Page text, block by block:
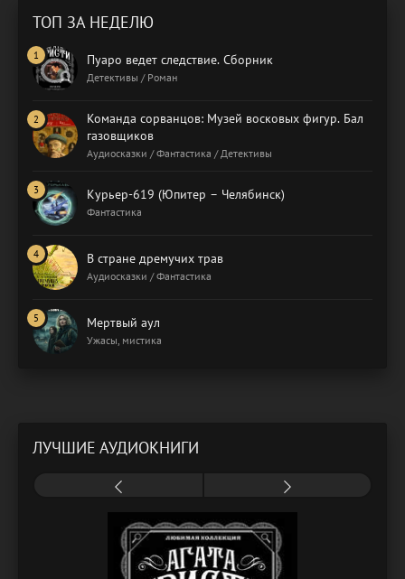
ТОП ЗА НЕДЕЛЮ
Пуаро ведет следствие. Сборник
Детективы / Роман
Команда сорванцов: Музей восковых фигур. Бал
газовщиков
Аудиосказки / Фантастика / Детективы
Курьер-619 (Юпитер – Челябинск)
Фантастика
В стране дремучих трав
Аудиосказки / Фантастика
Мертвый аул
Ужасы, мистика
ЛУЧШИЕ АУДИОКНИГИ